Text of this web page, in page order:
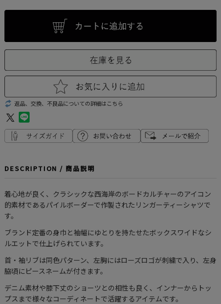
返品、交換、不良品についての詳細はこちら
DESCRIPTION / 商品説明
着心地が良く、クラシックな西海岸のボードカルチャーのアイコン
的素材であるパイルボーダーで作製されたリンガーティーシャツで
す。
ブランド定番の身巾と袖幅にゆとりを持たせたボックスワイドなシ
ルエットで仕上げられています。
首・袖リブは同色パターン、左胸にはローズロゴが刺繍で入り、左身
脇頃にピースネームが付きます。
デニム素材や膝下丈のショーツとの相性も良く、インナーからトッ
プスまで様々なコーディネートで活躍するアイテムです。